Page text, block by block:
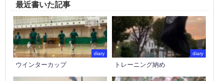
最近書いた記事
diary
ウインターカップ
diary
トレーニング納め